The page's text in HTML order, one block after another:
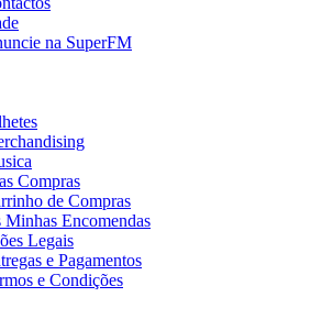
na SuperFM
Compras
de Compras
Minhas Encomendas
Legais
e Pagamentos
e Condições